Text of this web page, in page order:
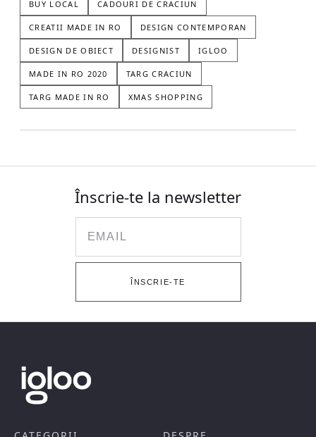
BUY LOCAL CADOURI DE CRACIUN
CREATII MADE IN RO DESIGN CONTEMPORAN
DESIGN DE OBIECT DESIGNIST IGLOO
MADE IN RO 2020 TARG CRACIUN
TARG MADE IN RO XMAS SHOPPING
Înscrie-te la newsletter
ÎNSCRIE-TE